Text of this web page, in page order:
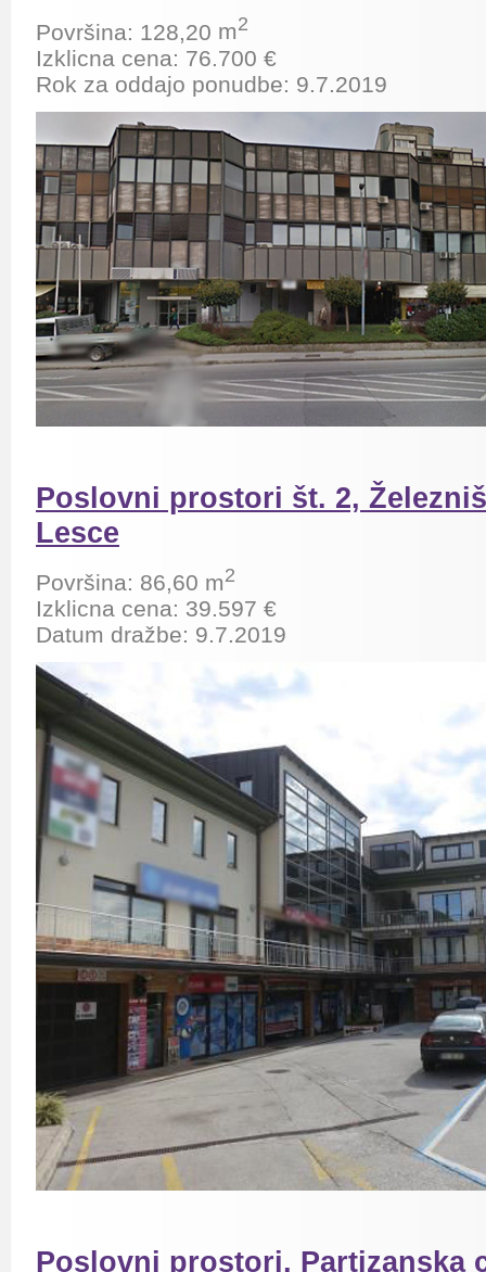
Površina: 128,20 m2
Izklicna cena: 76.700 €
Rok za oddajo ponudbe: 9.7.2019
Poslovni prostori št. 2,
Lesce
Površina: 86,60 m2
Izklicna cena: 39.597 €
Datum dražbe: 9.7.2019
Poslovni prostori, Partizanska